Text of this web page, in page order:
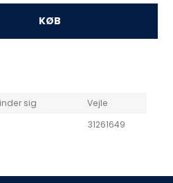
KØB
sig
Vejle
31261649